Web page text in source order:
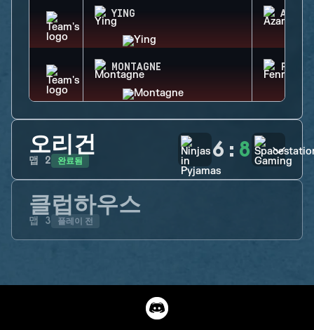
YING AZAMI
MONTAGNE
오리건
맵 2 완료됨 6 : 8
클럽하우스
맵 3 플레이 전